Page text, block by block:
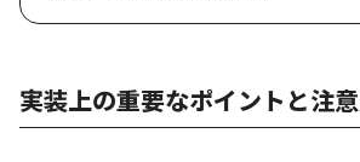
実装上の重要なポイントと注